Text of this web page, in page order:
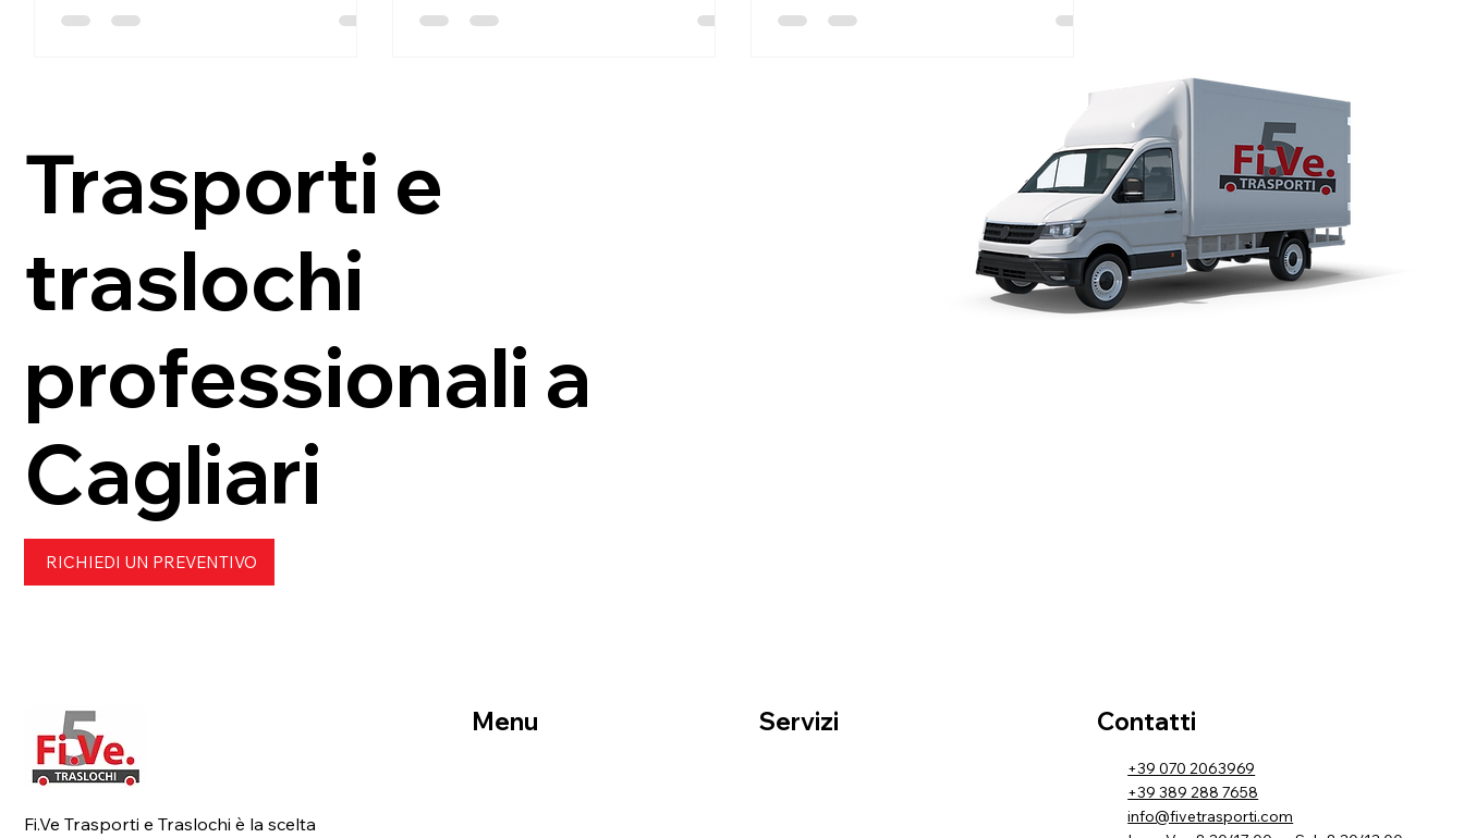
trasloco completo da Assemini ad
ad Assemini. Un lavoro articolato che
ha richiesto pianificazione, mezzi
adeguati e competenze specifiche n
sede aziendale. Il nostro incarico
montaggio di mobili professionali
richieda precisione,
Trasporti e
traslochi
professionali a
Cagliari
RICHIEDI UN PREVENTIVO
Fi.Ve Trasporti e Traslochi è la scelta
Menu Servizi Contatti
+39 070 2063969
+39 389 288 7658
info@fivetrasporti.com